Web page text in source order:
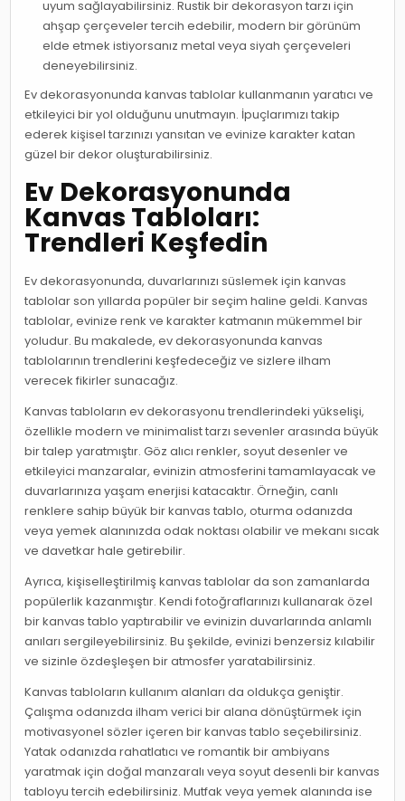
uyum sağlayabilirsiniz. Rustik bir dekorasyon tarzı için
ahşap çerçeveler tercih edebilir, modern bir görünüm
elde etmek istiyorsanız metal veya siyah çerçeveleri
deneyebilirsiniz.
Ev dekorasyonunda kanvas tablolar kullanmanın yaratıcı ve
etkileyici bir yol olduğunu unutmayın. İpuçlarımızı takip
ederek kişisel tarzınızı yansıtan ve evinize karakter katan
güzel bir dekor oluşturabilirsiniz.
Ev Dekorasyonunda
Kanvas Tabloları:
Trendleri Keşfedin
Ev dekorasyonunda, duvarlarınızı süslemek için kanvas
tablolar son yıllarda popüler bir seçim haline geldi. Kanvas
tablolar, evinize renk ve karakter katmanın mükemmel bir
yoludur. Bu makalede, ev dekorasyonunda kanvas
tablolarının trendlerini keşfedeceğiz ve sizlere ilham
verecek fikirler sunacağız.
Kanvas tabloların ev dekorasyonu trendlerindeki yükselişi,
özellikle modern ve minimalist tarzı sevenler arasında büyük
bir talep yaratmıştır. Göz alıcı renkler, soyut desenler ve
etkileyici manzaralar, evinizin atmosferini tamamlayacak ve
duvarlarınıza yaşam enerjisi katacaktır. Örneğin, canlı
renklere sahip büyük bir kanvas tablo, oturma odanızda
veya yemek alanınızda odak noktası olabilir ve mekanı sıcak
ve davetkar hale getirebilir.
Ayrıca, kişiselleştirilmiş kanvas tablolar da son zamanlarda
popülerlik kazanmıştır. Kendi fotoğraflarınızı kullanarak özel
bir kanvas tablo yaptırabilir ve evinizin duvarlarında anlamlı
anıları sergileyebilirsiniz. Bu şekilde, evinizi benzersiz kılabilir
ve sizinle özdeşleşen bir atmosfer yaratabilirsiniz.
Kanvas tabloların kullanım alanları da oldukça geniştir.
Çalışma odanızda ilham verici bir alana dönüştürmek için
motivasyonel sözler içeren bir kanvas tablo seçebilirsiniz.
Yatak odanızda rahatlatıcı ve romantik bir ambiyans
yaratmak için doğal manzaralı veya soyut desenli bir kanvas
tabloyu tercih edebilirsiniz. Mutfak veya yemek alanında ise